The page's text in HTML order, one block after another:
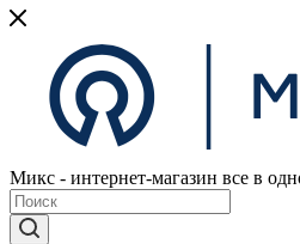
Микс - интернет-магазин все в